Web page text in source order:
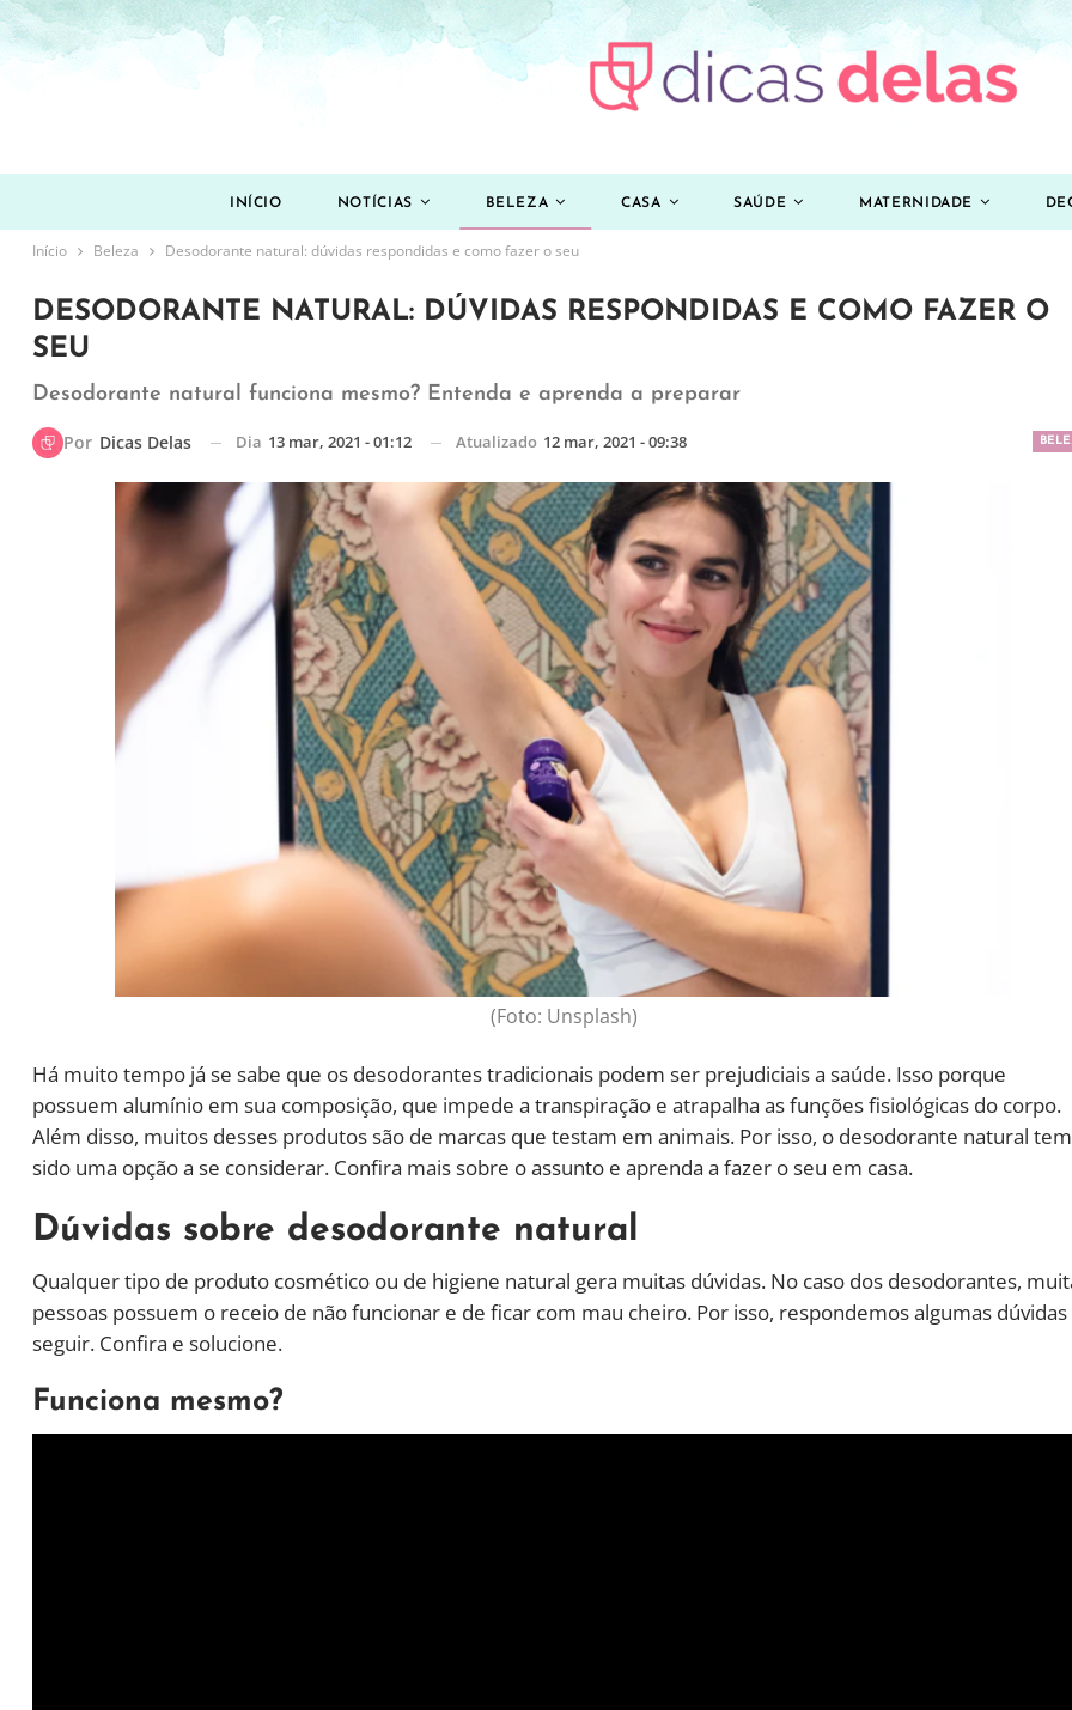
INÍCIO NOTÍCIAS BELEZA CASA SAÚDE MATERNIDADE
Início Beleza Desodorante natural: dúvidas respondidas e como fazer o seu
DESODORANTE NATURAL: DÚVIDAS RESPONDIDAS E COMO FAZER O
SEU
Desodorante natural funciona mesmo? Entenda e aprenda a preparar
Por Dicas Delas Dia 13 mar, 2021 - 01:12 Atualizado 12 mar, 2021 - 09:38
(Foto: Unsplash)
Há muito tempo já se sabe que os desodorantes tradicionais podem ser prejudiciais a saúde. Isso porque
possuem alumínio em sua composição, que impede a transpiração e atrapalha as funções fisiológicas do corpo.
Além disso, muitos desses produtos são de marcas que testam em animais. Por isso, o desodorante natural tem
sido uma opção a se considerar. Confira mais sobre o assunto e aprenda a fazer o seu em casa.
Dúvidas sobre desodorante natural
Qualquer tipo de produto cosmético ou de higiene natural gera muitas dúvidas. No caso dos desodorantes,
pessoas possuem o receio de não funcionar e de ficar com mau cheiro. Por isso, respondemos algumas dúvidas
seguir. Confira e solucione.
Funciona mesmo?